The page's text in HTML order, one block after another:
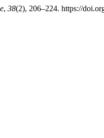
, 38(2), 206–224. https://